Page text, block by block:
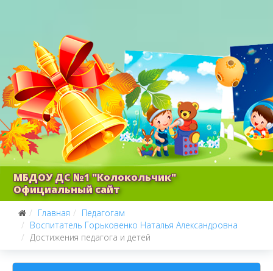
МБДОУ ДС №1 "Колокольчик"
Официальный сайт
Главная
Педагогам
Воспитатель Горьковенко Наталья Александровна
Достижения педагога и детей